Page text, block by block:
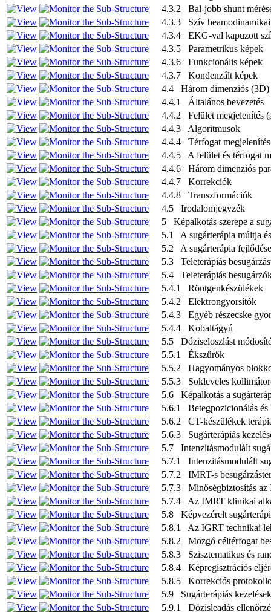
4.3.2 Bal-jobb shunt
4.3.3 Szív heamodinamikai
4.3.4 EKG-val kapuzott
4.3.5 Parametrikus képek
4.3.6 Funkcionális képek
4.3.7 Kondenzált képek
4.4 Három dimenziós (3D)
4.4.1 Általános bevezetés
4.4.2 Felület megjelenítés
4.4.3 Algoritmusok
4.4.4 Térfogat
4.4.5 A felület és térfogat
4.4.6 Három dimenziós
4.4.7 Korrekciók
4.4.8 Transzformációk
4.5 Irodalomjegyzék
5 Képalkotás szerepe a
5.1 A sugárterápia múltja
5.2 A sugárterápia
5.3 Teleterápiás
5.4 Teleterápiás
5.4.1 Röntgenkészülékek
5.4.2 Elektrongyorsítók
5.4.3 Egyéb részecske
5.4.4 Kobaltágyú
5.5 Dóziseloszlást
5.5.1 Ékszűrők
5.5.2 Hagyományos
5.5.3 Sokleveles
5.6 Képalkotás a
5.6.1 Betegpozicionálás és
5.6.2 CT-készülékek
5.6.3 Sugárterápiás
5.7 Intenzitásmodulált
5.7.1 Intenzitásmodulált
5.7.2 IMRT-s
5.7.3 Minőségbiztosítás az
5.7.4 Az IMRT klinikai
5.8 Képvezérelt
5.8.1 Az IGRT technikai
5.8.2 Mozgó céltérfogat
5.8.3 Szisztematikus és
5.8.4 Képregisztrációs
5.8.5 Korrekciós
5.9 Sugárterápiás
5.9.1 Dózisleadás